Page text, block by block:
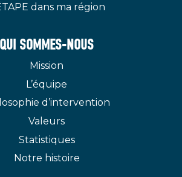
dans ma région
QUI SOMMES-NOUS
Mission
L’équipe
d’intervention
Valeurs
Statistiques
Notre histoire